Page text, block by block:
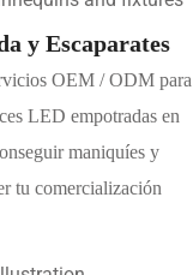
y Escaparates
OEM / ODM para
LED empotradas en
maniquíes y
tu comercialización